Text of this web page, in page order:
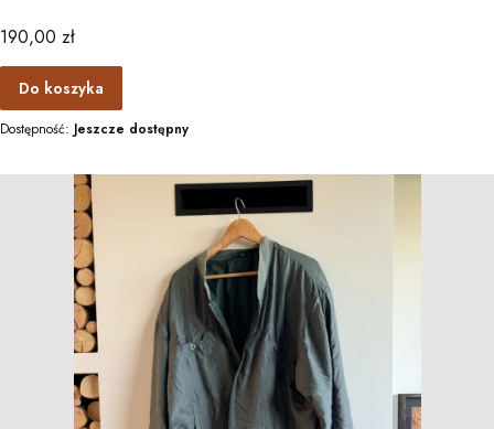
Cena
190,00 zł
Do koszyka
Dostępność: Jeszcze dostępny